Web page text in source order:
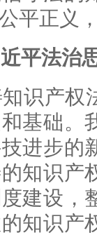
平正义
平法治
识产权
基础。
进步的
知识产
建设，
知识产